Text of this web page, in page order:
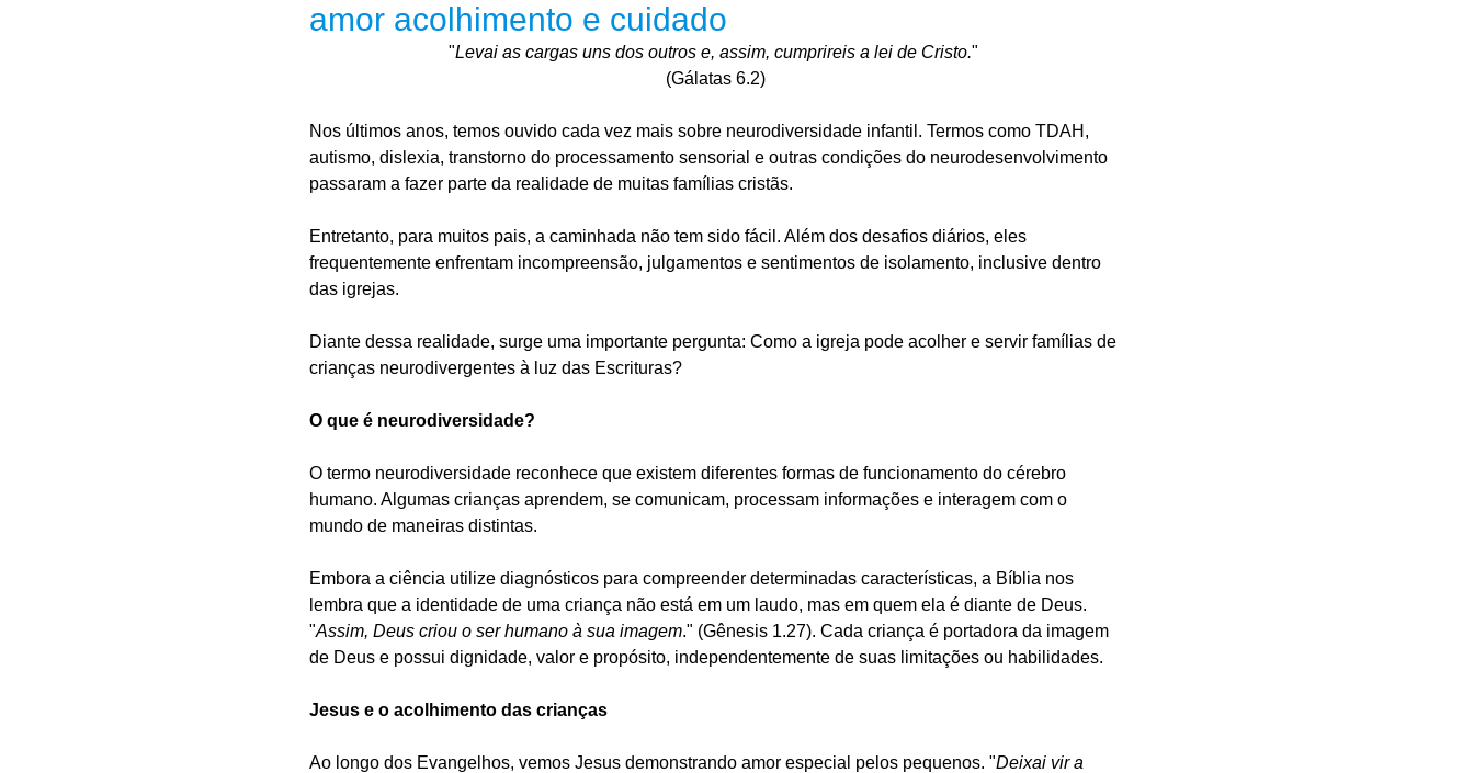
amor acolhimento e cuidado
"Levai as cargas uns dos outros e, assim, cumprireis a lei de Cristo."
(Gálatas 6.2)
Nos últimos anos, temos ouvido cada vez mais sobre neurodiversidade infantil. Termos como TDAH,
autismo, dislexia, transtorno do processamento sensorial e outras condições do neurodesenvolvimento
passaram a fazer parte da realidade de muitas famílias cristãs.
Entretanto, para muitos pais, a caminhada não tem sido fácil. Além dos desafios diários, eles
frequentemente enfrentam incompreensão, julgamentos e sentimentos de isolamento, inclusive dentro
das igrejas.
Diante dessa realidade, surge uma importante pergunta: Como a igreja pode acolher e servir famílias de
crianças neurodivergentes à luz das Escrituras?
O que é neurodiversidade?
O termo neurodiversidade reconhece que existem diferentes formas de funcionamento do cérebro
humano. Algumas crianças aprendem, se comunicam, processam informações e interagem com o
mundo de maneiras distintas.
Embora a ciência utilize diagnósticos para compreender determinadas características, a Bíblia nos
lembra que a identidade de uma criança não está em um laudo, mas em quem ela é diante de Deus.
"Assim, Deus criou o ser humano à sua imagem." (Gênesis 1.27). Cada criança é portadora da imagem
de Deus e possui dignidade, valor e propósito, independentemente de suas limitações ou habilidades.
Jesus e o acolhimento das crianças
Ao longo dos Evangelhos, vemos Jesus demonstrando amor especial pelos pequenos. "Deixai vir a